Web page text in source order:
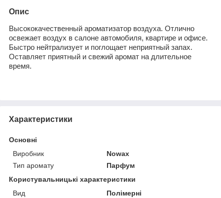
Опис
Высококачественный ароматизатор воздуха. Отлично
освежает воздух в салоне автомобиля, квартире и офисе.
Быстро нейтрализует и поглощает неприятный запах.
Оставляет приятный и свежий аромат на длительное
время.
Характеристики
Основні
Виробник
Nowax
Тип аромату
Парфум
Користувальницькі характеристики
Вид
Полімерні